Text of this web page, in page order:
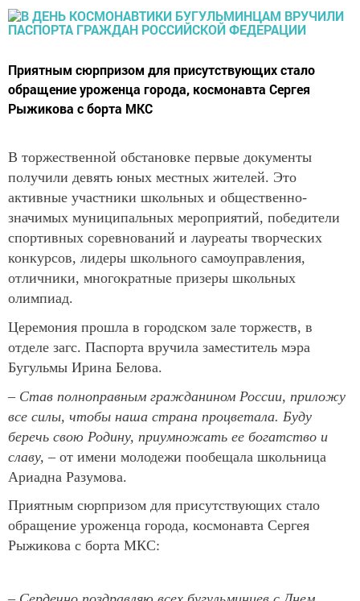
Приятным сюрпризом для присутствующих стало
обращение уроженца города, космонавта Сергея
Рыжикова с борта МКС
В торжественной обстановке первые документы
получили девять юных местных жителей. Это
активные участники школьных и общественно-
значимых муниципальных мероприятий, победители
спортивных соревнований и лауреаты творческих
конкурсов, лидеры школьного самоуправления,
отличники, многократные призеры школьных
олимпиад.
Церемония прошла в городском зале торжеств, в
отделе загс. Паспорта вручила заместитель мэра
Бугульмы Ирина Белова.
– Став полноправным гражданином России, приложу
все силы, чтобы наша страна процветала. Буду
беречь свою Родину, приумножать ее богатство и
славу, – от имени молодежи пообещала школьница
Ариадна Разумова.
Приятным сюрпризом для присутствующих стало
обращение уроженца города, космонавта Сергея
Рыжикова с борта МКС: